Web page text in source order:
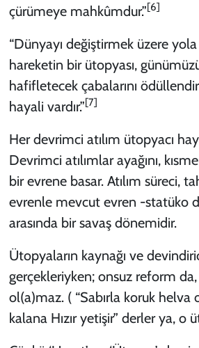
çürümeye mahkûmdur.”[6]
“Dünyayı değiştirmek üzere yola
hareketin bir ütopyası,
hafifletecek çabalarını
hayali vardır.”[7]
Her devrimci atılım ütopyacı
Devrimci atılımlar ayağını,
bir evrene basar. Atılım süreci,
evrenle mevcut evren -statüko
arasında bir savaş dönemidir.
Ütopyaların kaynağı ve
gerçekleriyken; onsuz reform
ol(a)maz. ( “Sabırla koruk helva
kalana Hızır yetişir” derler ya, o